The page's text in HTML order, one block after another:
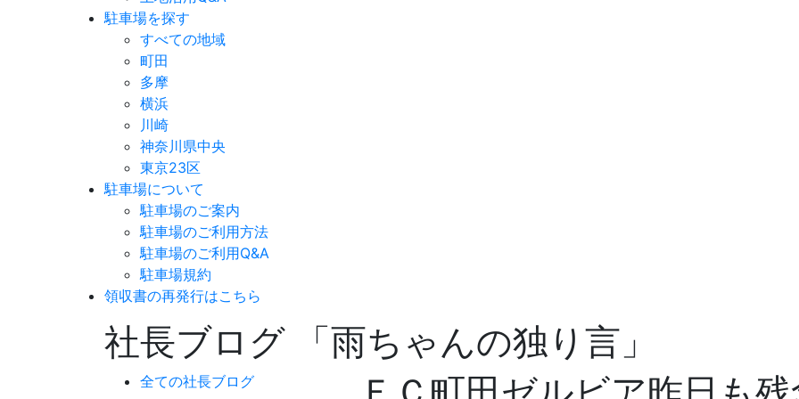
駐車場を探す
すべての地域
町田
多摩
横浜
川崎
神奈川県中央
東京23区
駐車場について
駐車場のご案内
駐車場のご利用方法
駐車場のご利用Q&A
駐車場規約
領収書の再発行はこちら
社長ブログ 「雨ちゃんの独り言」
全ての社長ブログ